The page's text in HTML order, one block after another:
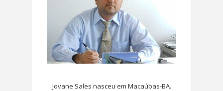
Jovane Sales nasceu em Macaúbas-BA.